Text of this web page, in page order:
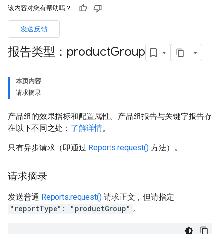
该内容对您有帮助吗？
发送反馈
报告类型：productGroup
本页内容
请求摘录
产品组的效果指标和配置属性。产品组报告与关键字报告存
在以下不同之处： 了解详情。
只有异步请求（即通过 Reports.request() 方法）。
请求摘录
发送普通 Reports.request() 请求正文，但请指定
"reportType": "productGroup" 。